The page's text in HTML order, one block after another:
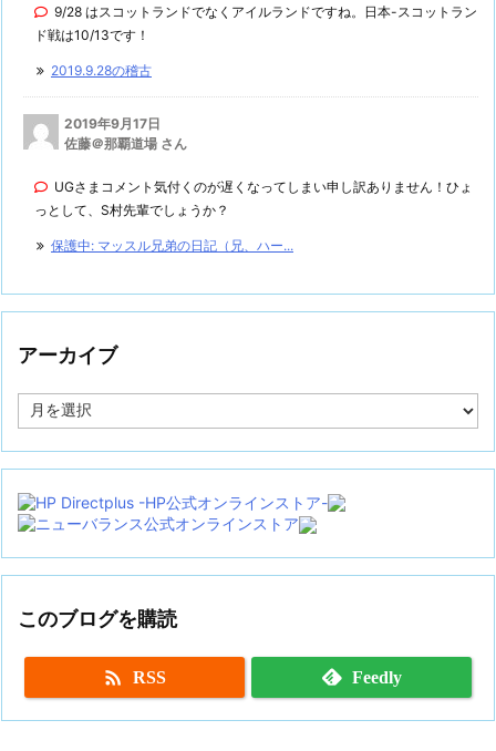
9/28 はスコットランドでなくアイルランドですね。日本-スコットラン
ド戦は10/13です！
2019.9.28の稽古
2019年9月17日
佐藤＠那覇道場 さん
UGさまコメント気付くのが遅くなってしまい申し訳ありません！ひょ
っとして、S村先輩でしょうか？
保護中: マッスル兄弟の日記（兄、ハー...
アーカイブ
ー
イ
このブログを購読
 RSS Feedly